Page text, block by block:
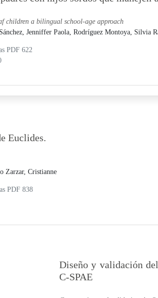
children a bilingual school-age approach
Jenniffer Paola, Rodríguez Montoya, Silvia
PDF 622
Euclides.
Zarzar, Cristianne
PDF 838
Diseño y validación
C-SPAE